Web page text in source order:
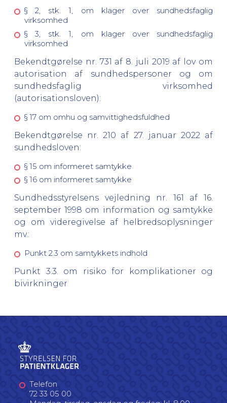
§ 2, stk. 1, om klager over sundhedsfaglig
virksomhed
§ 3, stk. 1, om klager over sundhedsfaglig
virksomhed
Bekendtgørelse nr. 731 af 8. juli 2019 af lov om
autorisation af sundhedspersoner og om
sundhedsfaglig virksomhed
(autorisationsloven):
§ 17 om omhu og samvittighedsfuldhed
Bekendtgørelse nr. 210 af 27. januar 2022 af
sundhedsloven:
§ 15 om informeret samtykke
§ 16 om informeret samtykke
Sundhedsstyrelsens vejledning nr. 161 af 16.
september 1998 om information og samtykke
og om videregivelse af helbredsoplysninger
mv.:
Punkt 2.3 om samtykkets indhold
Punkt 3.3. om risiko for komplikationer og
bivirkninger
Telefon
72 33 05 00